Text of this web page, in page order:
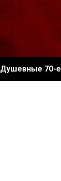
Душевные 70-е